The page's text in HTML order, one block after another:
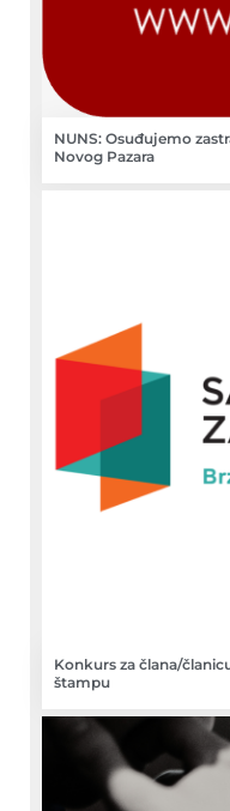
NUNS: Osuđujemo
Novog Pazara
Konkurs za člana/
štampu